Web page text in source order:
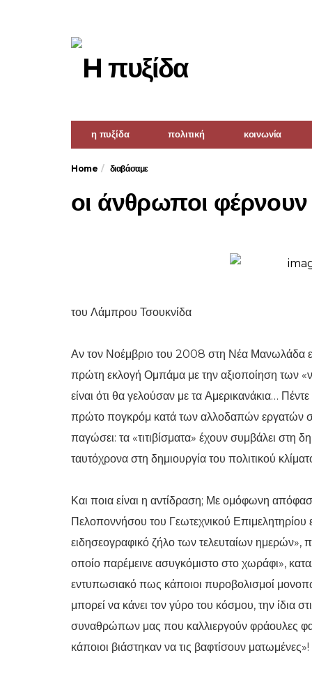
η πυξίδα πολιτική κοινωνία
Home διαβάσαμε
οι άνθρωποι
του Λάμπρου Τσουκνίδα
Αν τον Νοέμβριο του 2008 στη Νέα Μανωλάδα
πρώτη εκλογή Ομπάμα με την αξιοποίηση των
είναι ότι θα γελούσαν με τα Αμερικανάκια…
πρώτο πογκρόμ κατά των αλλοδαπών εργατών
παγώσει: τα «τιτιβίσματα» έχουν συμβάλει στη
ταυτόχρονα στη δημιουργία του πολιτικού
Και ποια είναι η αντίδραση; Με ομόφωνη
Πελοποννήσου του Γεωτεχνικού
ειδησεογραφικό ζήλο των τελευταίων ημερών»,
οποίο παρέμεινε ασυγκόμιστο στο χωράφι»,
εντυπωσιακό πως κάποιοι πυροβολισμοί
μπορεί να κάνει τον γύρο του κόσμου, την ίδια
συναθρώπων μας που καλλιεργούν φράουλες
κάποιοι βιάστηκαν να τις βαφτίσουν ματωμένες»!